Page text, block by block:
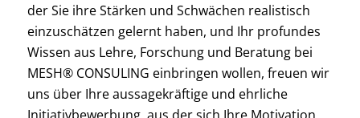
der Sie ihre Stärken und Schwächen realistisch
einzuschätzen gelernt haben, und Ihr profundes
Wissen aus Lehre, Forschung und Beratung bei
MESH® CONSULING einbringen wollen, freuen wir
uns über Ihre aussagekräftige und ehrliche